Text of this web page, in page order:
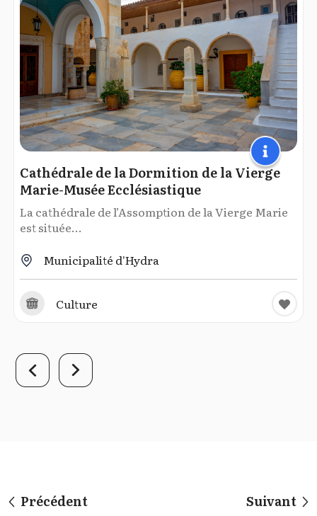
Cathédrale de la Dormition de la Vierge
Marie-Musée Ecclésiastique
La cathédrale de l’Assomption de la Vierge Marie
est située...
Municipalité d'Hydra
Culture
Précédent Suivant